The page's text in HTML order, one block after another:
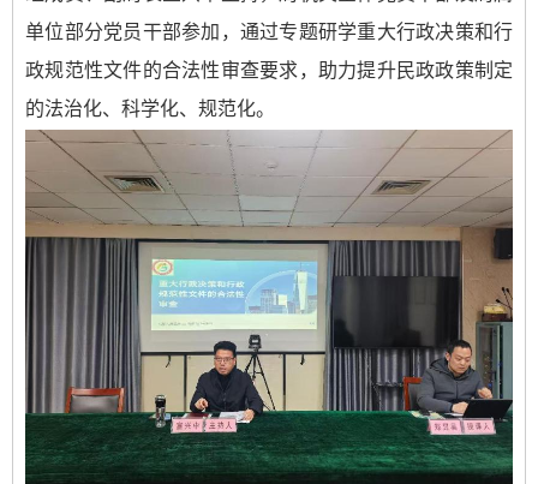
单位部分党员干部参加，通过专题研学重大行政决策和行
政规范性文件的合法性审查要求，助力提升民政政策制定
的法治化、科学化、规范化。